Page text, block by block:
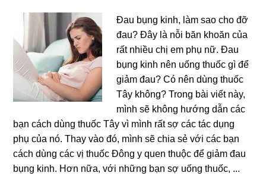
Đau bụng kinh, làm sao cho đỡ
đau? Đây là nỗi băn khoăn của
rất nhiều chị em phụ nữ. Đau
bụng kinh nên uống thuốc gì để
giảm đau? Có nên dùng thuốc
Tây không? Trong bài viết này,
mình sẽ không hướng dẫn các
bạn cách dùng thuốc Tây vì mình rất sợ các tác dụng
phụ của nó. Thay vào đó, mình sẽ chia sẻ với các bạn
cách dùng các vị thuốc Đông y quen thuộc để giảm đau
bụng kinh. Hơn nữa, với những bạn sợ uống thuốc, ...